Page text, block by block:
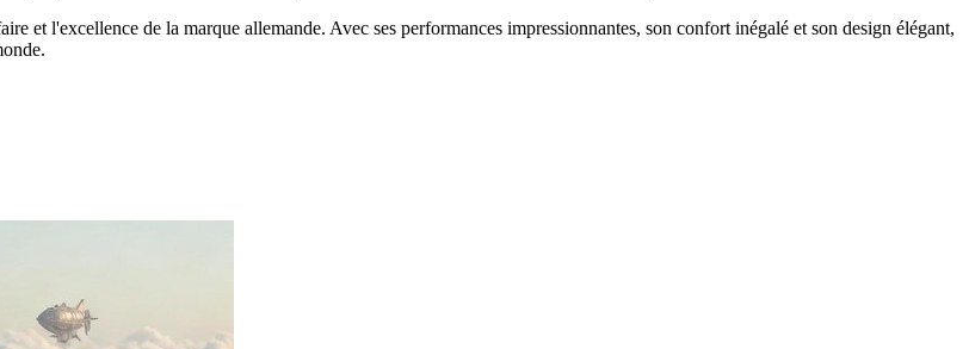
et l'excellence de la marque allemande. Avec ses performances impressionnantes, son confort inégalé et son design élégant,